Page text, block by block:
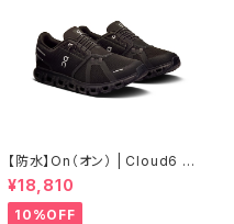
【防水】On（オン） | Cloud6 W
P | Black/Black | Men
¥18,810
10%OFF